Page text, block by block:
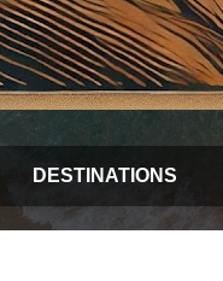
DESTINATIONS